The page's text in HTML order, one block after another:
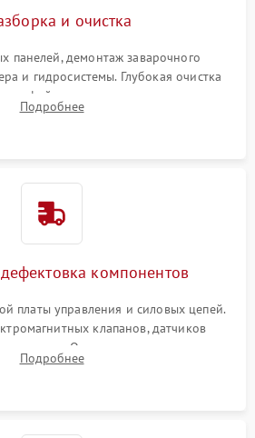
и очистка
панелей, демонтаж заварочного
и гидросистемы. Глубокая очистка
кофейных масел, жмыха и накипи.
и фильтров с использованием
Подробнее
компонентов
платы управления и силовых цепей.
клапанов, датчиков
Оценка степени износа
уплотнительных колец гидросистемы
Подробнее